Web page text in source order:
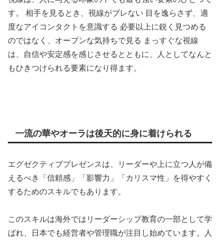
す。 相手を見るとき、視線がブレない 目を逸らさず、適
度なアイコンタクトを意識する 必要以上に鋭く見つめる
のではなく、オープンな気持ちで見る まっすぐな視線
は、自信や安定感を感じさせるとともに、人としてなんと
もひきつけられる要素になり得ます。
一流の華やオーラは後天的に身に着けられる
エグゼクティブプレゼンスは、リーダーや上に立つ人が備
えるべき「信頼感」「影響力」「カリスマ性」を得やすく
するためのスキルでもあります。
このスキルは海外ではリーダーシップ教育の一部として学
ばれ、日本でも経営者や管理職が注目し始めています。人